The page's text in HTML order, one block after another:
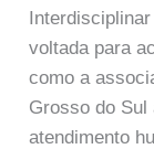
voltada para
como a
Grosso do
atendimento